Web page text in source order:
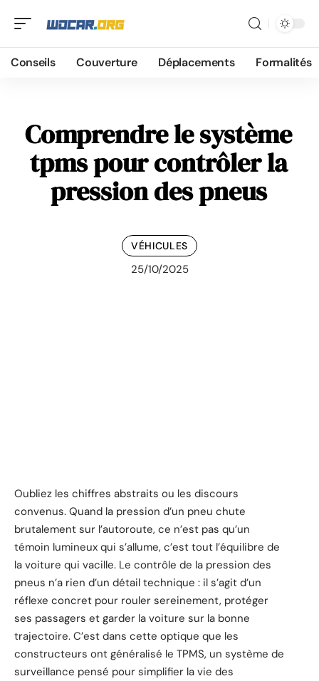
Conseils Couverture Déplacements Formalités
Comprendre le système
tpms pour contrôler la
pression des pneus
VÉHICULES
25/10/2025
Oubliez les chiffres abstraits ou les discours
convenus. Quand la pression d’un pneu chute
brutalement sur l’autoroute, ce n’est pas qu’un
témoin lumineux qui s’allume, c’est tout l’équilibre de
la voiture qui vacille. Le contrôle de la pression des
pneus n’a rien d’un détail technique : il s’agit d’un
réflexe concret pour rouler sereinement, protéger
ses passagers et garder la voiture sur la bonne
trajectoire. C’est dans cette optique que les
constructeurs ont généralisé le TPMS, un système de
surveillance pensé pour simplifier la vie des